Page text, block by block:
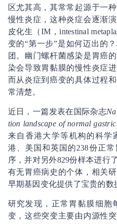
区尤其高，其常常起源于一
慢性炎症，这种炎症会逐渐
皮化生（IM，intestinal
变的“第一步”是如何迈出的
团。幽门螺杆菌感染是胃癌
染会导致胃黏膜的慢性炎症
而从炎症到癌变的具体过程
常清楚。
近日，一篇发表在国际杂志
tion landscape of normal
来自香港大学等机构的科学
港、美国和英国的238份正
序，并对另外829份样本进行
有无胃癌病史的个体，相关
早期基因变化提供了宝贵的数
研究发现，正常胃黏膜细胞
变，这些突变主要由内源性